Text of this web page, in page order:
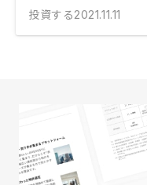
投資する2021.11.11